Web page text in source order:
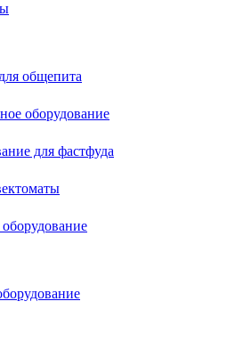
общепита
оборудование
для фастфуда